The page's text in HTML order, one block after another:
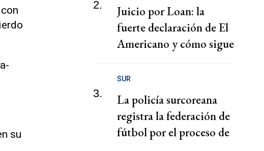
su
2.
Juicio por Loan: la
fuerte declaración de El
Americano y cómo sigue
3.
SUR
La policía surcoreana
registra la federación de
fútbol por el proceso de